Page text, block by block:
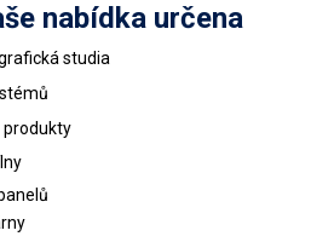
nabídka určena
studia
produkty